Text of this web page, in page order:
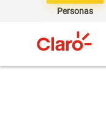
Personas